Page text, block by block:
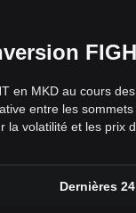
en MKD au cours
entre les
la volatilité et les prix
Dernières